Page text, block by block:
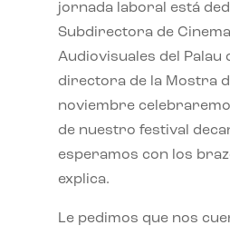
jornada laboral está
Subdirectora de
Audiovisuales del Palau
directora de la Mostra
noviembre
de nuestro festival
esperamos con los
explica.
Le pedimos que nos